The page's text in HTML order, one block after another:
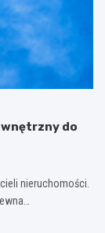
do
nieruchomości.